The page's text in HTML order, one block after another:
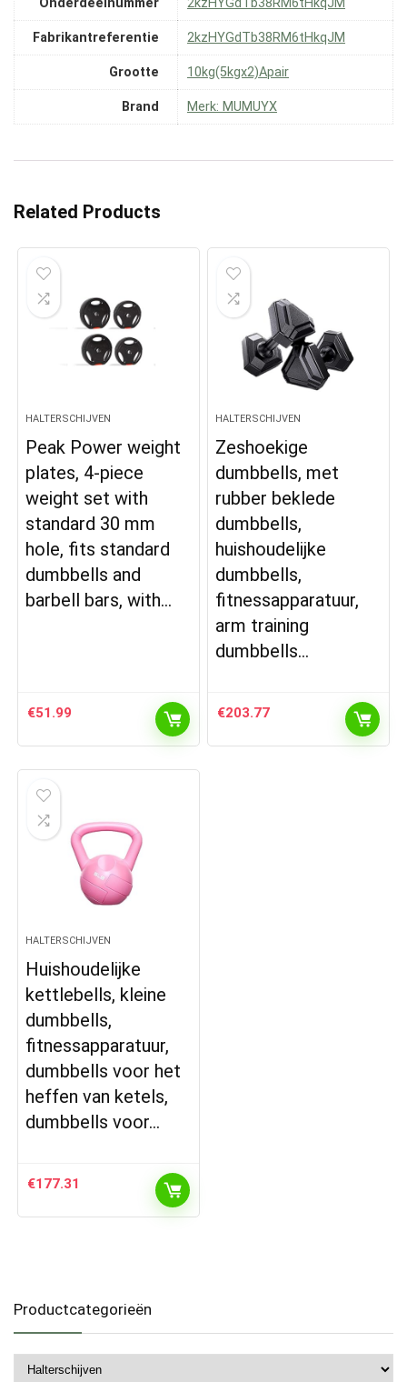
Onderdeelnummer ‎2kzHYGdTb38RM6tHkqJM
Fabrikantreferentie ‎2kzHYGdTb38RM6tHkqJM
Grootte ‎10kg(5kgx2)Apair
Brand Merk: MUMUYX
Related Products
HALTERSCHIJVEN
Peak Power weight
plates, 4-piece
weight set with
standard 30 mm
hole, fits standard
dumbbells and
barbell bars, with…
€51.99
HALTERSCHIJVEN
Zeshoekige
dumbbells, met
rubber beklede
dumbbells,
huishoudelijke
dumbbells,
fitnessapparatuur,
arm training
dumbbells…
€203.77
HALTERSCHIJVEN
Huishoudelijke
kettlebells, kleine
dumbbells,
fitnessapparatuur,
dumbbells voor het
heffen van ketels,
dumbbells voor…
€177.31
Productcategorieën